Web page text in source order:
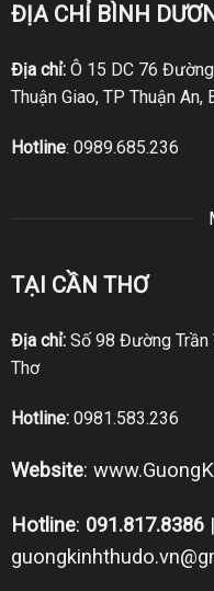
ĐỊA CHỈ BÌNH
Địa chỉ:Ô 15 DC 76
Thuận Giao, TP Thuận An,
Hotline: 0989.685.236
TẠI CẦN THƠ
Địa chỉ:Số 98 Đường Trần
Thơ
Hotline: 0981.583.236
Website:
Hotline: 091.817.8386|